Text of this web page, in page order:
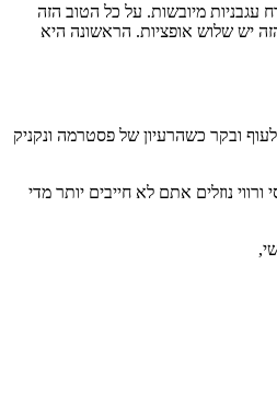
עגבניות מיובשות. על כל הטוב הזה
יש שלוש אופציות. הראשונה היא
ובקר כשהרעיון של פסטרמה ונקניק
נוזלים אתם לא חייבים יותר מדי